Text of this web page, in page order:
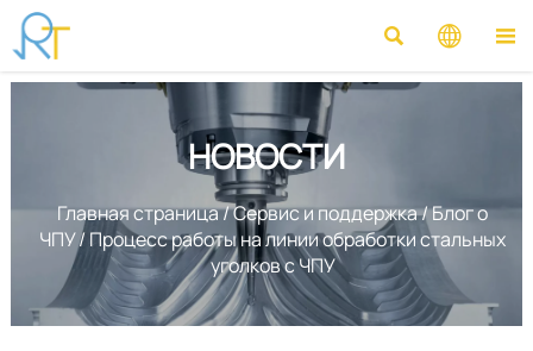
  
НОВОСТИ
Главная страница/Сервис и поддержка/Блог о
ЧПУ/Процесс работы на линии обработки стальных
уголков с ЧПУ